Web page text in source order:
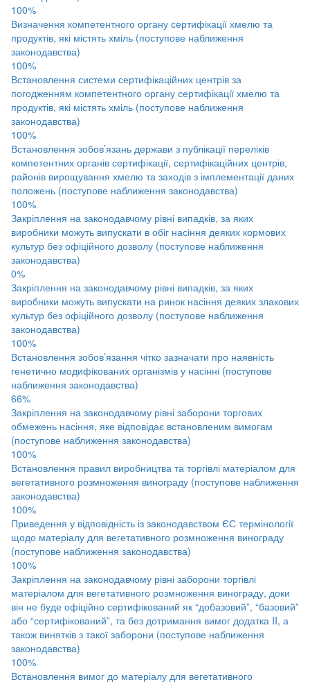
100%
Визначення компетентного органу сертифікації хмелю та
продуктів, які містять хміль (поступове наближення
законодавства)
100%
Встановлення системи сертифікаційних центрів за
погодженням компетентного органу сертифікації хмелю та
продуктів, які містять хміль (поступове наближення
законодавства)
100%
Встановлення зобов’язань держави з публікації переліків
компетентних органів сертифікації, сертифікаційних центрів,
районів вирощування хмелю та заходів з імплементації даних
положень (поступове наближення законодавства)
100%
Закріплення на законодавчому рівні випадків, за яких
виробники можуть випускати в обіг насіння деяких кормових
культур без офіційного дозволу (поступове наближення
законодавства)
0%
Закріплення на законодавчому рівні випадків, за яких
виробники можуть випускати на ринок насіння деяких злакових
культур без офіційного дозволу (поступове наближення
законодавства)
100%
Встановлення зобов’язання чітко зазначати про наявність
генетично модифікованих організмів у насінні (поступове
наближення законодавства)
66%
Закріплення на законодавчому рівні заборони торгових
обмежень насіння, яке відповідає встановленим вимогам
(поступове наближення законодавства)
100%
Встановлення правил виробництва та торгівлі матеріалом для
вегетативного розмноження винограду (поступове наближення
законодавства)
100%
Приведення у відповідність із законодавством ЄС термінології
щодо матеріалу для вегетативного розмноження винограду
(поступове наближення законодавства)
100%
Закріплення на законодавчому рівні заборони торгівлі
матеріалом для вегетативного розмноження винограду, доки
він не буде офіційно сертифікований як “добазовий”, “базовий”
або “сертифікований”, та без дотримання вимог додатка II, а
також винятків з такої заборони (поступове наближення
законодавства)
100%
Встановлення вимог до матеріалу для вегетативного